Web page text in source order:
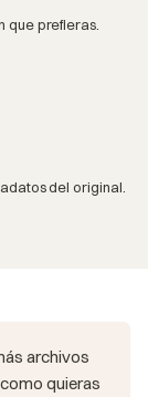
que prefieras.
del original.
archivos
quieras